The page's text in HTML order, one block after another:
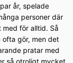
år, spelade
personer där
med för alltid. Så
ofta gör, men det
pratar med